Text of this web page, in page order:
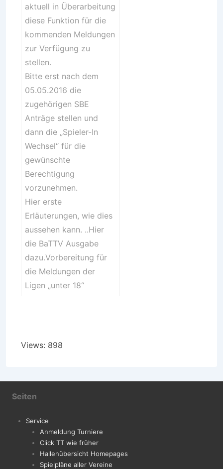
aktuell in Überarbeitung
diese Funktion für die
kommenden Meldungen
zur Verfügung zu
stellen.
Bitte erst nach dem
05.05.2016 die
zugehörigen SBE
Anträge stellen und
dann die „Spieler-In
Wechsel“ für die
gewünschte
Berechtigung
vorzunehmen.
Hier erste
Erläuterungen, wie dies
aussehen kann. ..Hier
die BaTTV Ausgabe
dazu.Vorbereitung für
die Meldungen der
Ligen „unter 18“
Views: 898
Seiten
Service
Anmeldung Turniere
Click TT wie früher
Hallenübersicht Homepages
Spielpläne aller Vereine